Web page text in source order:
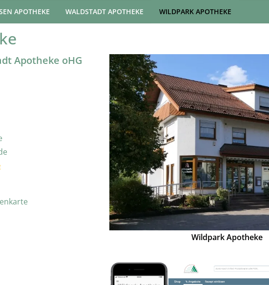
APOTHEKE WALDSTADT APOTHEKE WILDPARK APOTHEKE
Apotheke oHG
Wildpark Apotheke